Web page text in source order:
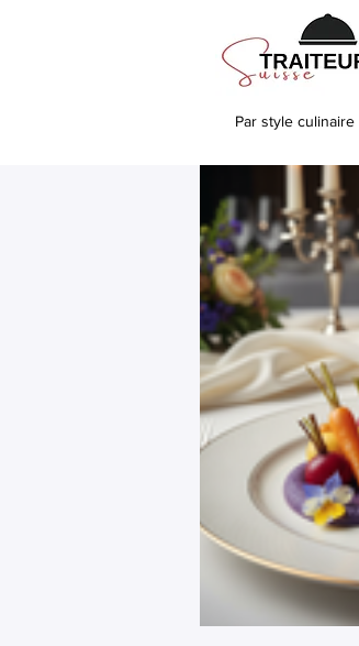
Par style culinaire